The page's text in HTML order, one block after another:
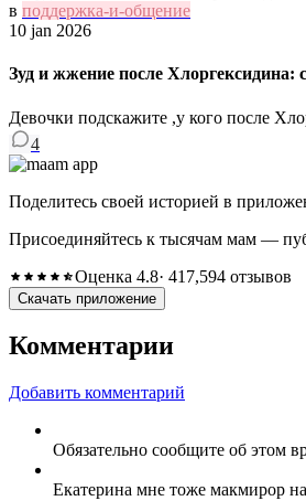
в поддержка-и-общение
10 jan 2026
Зуд и жжение после Хлоргексидина:
Девочки подскажите ,у кого после
4
Поделитесь своей историей в
Присоединяйтесь к тысячам мам —
Оценка 4.8· 417,594 отзывов
Скачать приложение
Комментарии
Добавить комментарий
Обязательно сообщите об этом
Екатерина мне тоже макмирор